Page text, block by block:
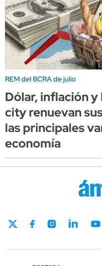
REM del BCRA de julio
Dólar, inflación y
city renuevan
las principales
economía